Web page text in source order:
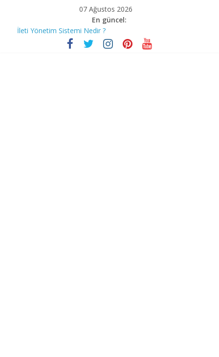
07 Ağustos 2026
En güncel:
İleti Yönetim Sistemi Nedir ?
Bilgisayar korsanları Covid-19’un mağdurlarını nasıl avlıyor?
Stephen Hawking